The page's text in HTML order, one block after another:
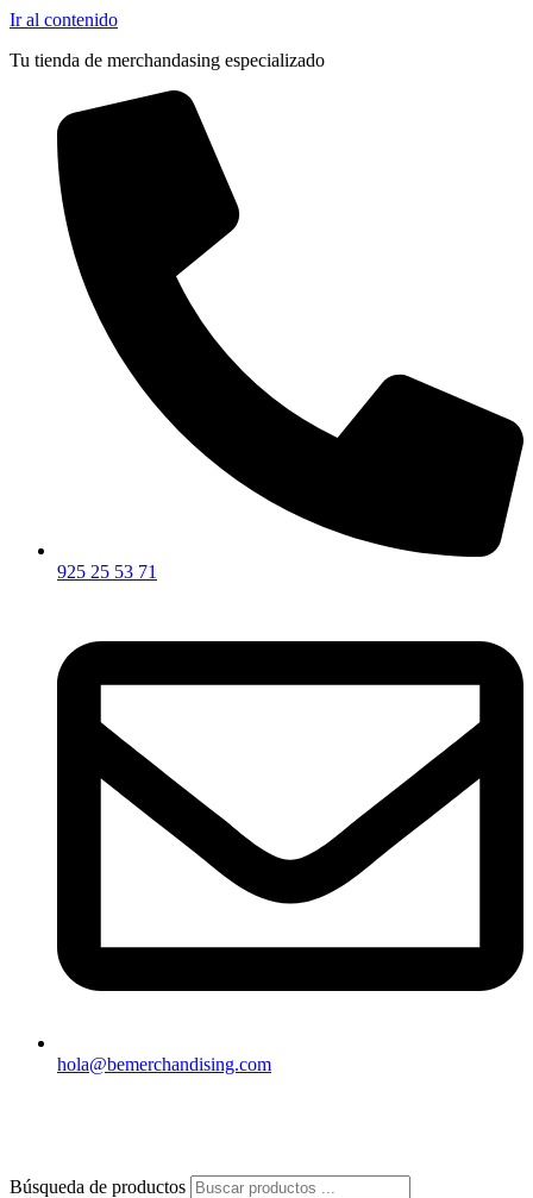
Ir al contenido
Tu tienda de merchandasing especializado
925 25 53 71
hola@bemerchandising.com
Búsqueda de productos